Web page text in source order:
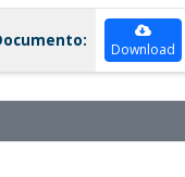
Download